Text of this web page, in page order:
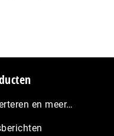
en meer…